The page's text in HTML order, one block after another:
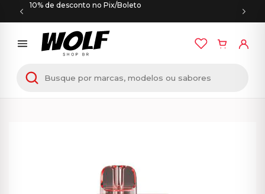
10% de desconto no Pix/Boleto
Início /PODS DESCARTÁVEIS/ Elf Bar TE5000 –